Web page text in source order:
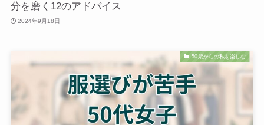
分を磨く12のアドバイス
2024年9月18日
50歳からの私を楽しむ